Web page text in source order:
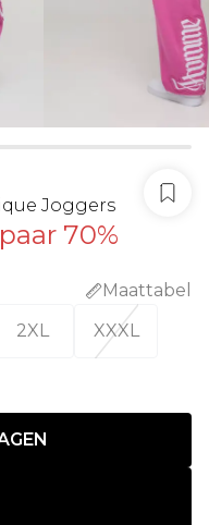
Joggers
70%
Maattabel
2XL XXXL